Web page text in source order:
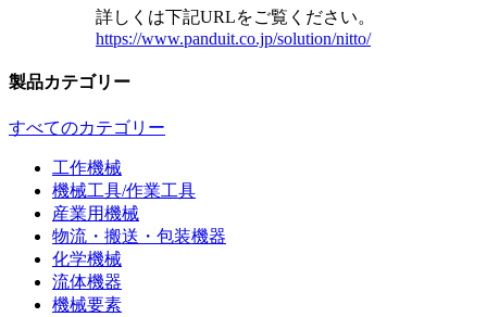
詳しくは下記URLをご覧ください。
https://www.panduit.co.jp/solution/nitto/
製品カテゴリー
すべてのカテゴリー
工作機械
機械工具/作業工具
産業用機械
物流・搬送・包装機器
化学機械
流体機器
機械要素